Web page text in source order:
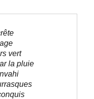
vert
la pluie